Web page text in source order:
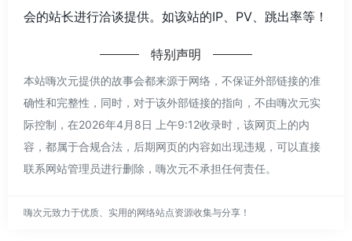
会的站长进行洽谈提供。如该站的IP、PV、跳出率等！
特别声明
本站嗨次元提供的故事会都来源于网络，不保证外部链接的准
确性和完整性，同时，对于该外部链接的指向，不由嗨次元实
际控制，在2026年4月8日 上午9:12收录时，该网页上的内
容，都属于合规合法，后期网页的内容如出现违规，可以直接
联系网站管理员进行删除，嗨次元不承担任何责任。
嗨次元致力于优质、实用的网络站点资源收集与分享！